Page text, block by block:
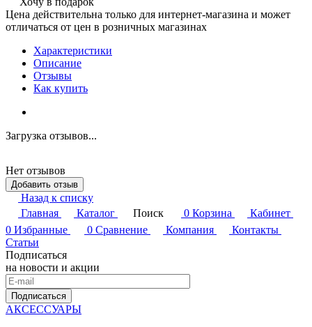
Цена действительна только для интернет-магазина и может
отличаться от цен в розничных магазинах
Характеристики
Описание
Отзывы
Как купить
Загрузка отзывов...
Нет отзывов
Добавить отзыв
Назад к списку
Главная
Каталог Поиск 0 Корзина
Кабинет
0 Избранные 0 Сравнение Компания
Контакты
Статьи
Подписаться
на новости и акции
Подписаться
АКСЕССУАРЫ